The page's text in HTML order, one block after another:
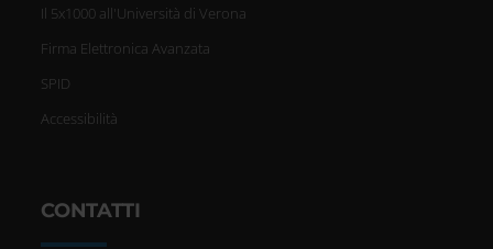
Il 5x1000 all'Università di Verona
Firma Elettronica Avanzata
SPID
Accessibilità
CONTATTI